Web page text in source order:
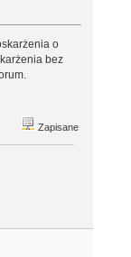
o
bez
Zapisane